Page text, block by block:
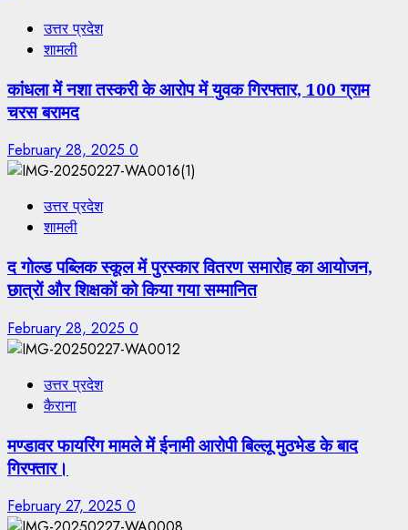
उत्तर प्रदेश
शामली
कांधला में नशा तस्करी के आरोप में युवक गिरफ्तार, 100 ग्राम
चरस बरामद
February 28, 2025 0
उत्तर प्रदेश
शामली
द गोल्ड पब्लिक स्कूल में पुरस्कार वितरण समारोह का आयोजन,
छात्रों और शिक्षकों को किया गया सम्मानित
February 28, 2025 0
उत्तर प्रदेश
कैराना
मण्डावर फायरिंग मामले में ईनामी आरोपी बिल्लू मुठभेड के बाद
गिरफ्तार।
February 27, 2025 0